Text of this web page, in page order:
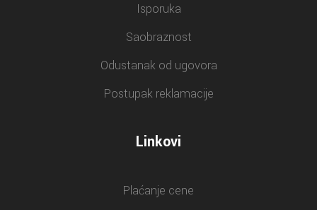
Isporuka
Saobraznost
Odustanak od ugovora
Postupak reklamacije
Linkovi
Plaćanje cene